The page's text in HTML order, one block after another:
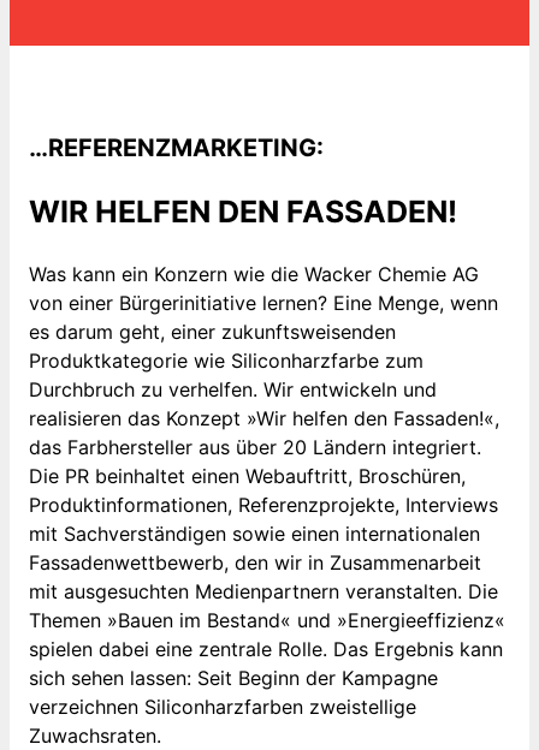
…REFERENZMARKETING:
WIR HELFEN DEN FASSADEN!
Was kann ein Konzern wie die Wacker Chemie AG
von einer Bürgerinitiative lernen? Eine Menge, wenn
es darum geht, einer zukunftsweisenden
Produktkategorie wie Siliconharzfarbe zum
Durchbruch zu verhelfen. Wir entwickeln und
realisieren das Konzept »Wir helfen den Fassaden!«,
das Farbhersteller aus über 20 Ländern integriert.
Die PR beinhaltet einen Webauftritt, Broschüren,
Produktinformationen, Referenzprojekte, Interviews
mit Sachverständigen sowie einen internationalen
Fassadenwettbewerb, den wir in Zusammenarbeit
mit ausgesuchten Medienpartnern veranstalten. Die
Themen »Bauen im Bestand« und »Energieeffizienz«
spielen dabei eine zentrale Rolle. Das Ergebnis kann
sich sehen lassen: Seit Beginn der Kampagne
verzeichnen Siliconharzfarben zweistellige
Zuwachsraten.